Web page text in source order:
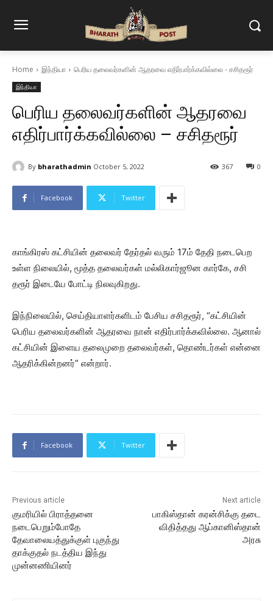
Home இந்தியா பெரிய தலைவர்களின் ஆதரவை எதிர்பார்க்கவில்லை - சசிதரூர்
இந்தியா
பெரிய தலைவர்களின் ஆதரவை
எதிர்பார்க்கவில்லை – சசிதரூர்
By bharathadmin October 5, 2022 0
367
Facebook Twitter
காங்கிரஸ் கட்சியின் தலைவர் தேர்தல் வரும் 17ம் தேதி நடைபெற
உள்ள நிலையில், மூத்த தலைவர்கள் மல்லிகார்ஜூன கார்கே, சசி
தரூர் இடையே போட்டி நிலவுகிறது.
இந்நிலையில், செய்தியாளர்களிடம் பேசிய சசிதரூர், “கட்சியின்
பெரிய தலைவர்களின் ஆதரவை நான் எதிர்பார்க்கவில்லை. ஆனால்
கட்சியின் இளைய தலைமுறை தலைவர்கள், தொண்டர்கள் என்னை
ஆதரிக்கின்றனர்” என்றார்.
Facebook Twitter
Previous article
குமரியில் பிராத்தனை
நடைபெறும்போதே
தேவாலையத்துக்குள் புகுந்து
தாக்குதல் நடத்திய இந்து
முன்னணியினர்
Next article
பாகிஸ்தான் கரன்சிக்கு தடை
விதித்தது ஆப்கானிஸ்தான்
அரசு